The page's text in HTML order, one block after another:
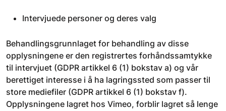
Intervjuede personer og deres valg
Behandlingsgrunnlaget for behandling av disse
opplysningene er den registrertes forhåndssamtykke
til intervjuet (GDPR artikkel 6 (1) bokstav a) og vår
berettiget interesse i å ha lagringssted som passer til
store mediefiler (GDPR artikkel 6 (1) bokstav f).
Opplysningene lagret hos Vimeo, forblir lagret så lenge